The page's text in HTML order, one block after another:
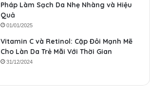
Pháp Làm Sạch Da Nhẹ Nhàng và Hiệu
Quả
01/01/2025
Vitamin C và Retinol: Cặp Đôi Mạnh Mẽ
Cho Làn Da Trẻ Mãi Với Thời Gian
31/12/2024